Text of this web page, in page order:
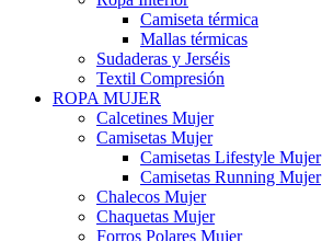
Camiseta térmica
Mallas térmicas
Sudaderas y Jerséis
Textil Compresión
ROPA MUJER
Calcetines Mujer
Camisetas Mujer
Camisetas Lifestyle Mujer
Camisetas Running Mujer
Chalecos Mujer
Chaquetas Mujer
Forros Polares Mujer